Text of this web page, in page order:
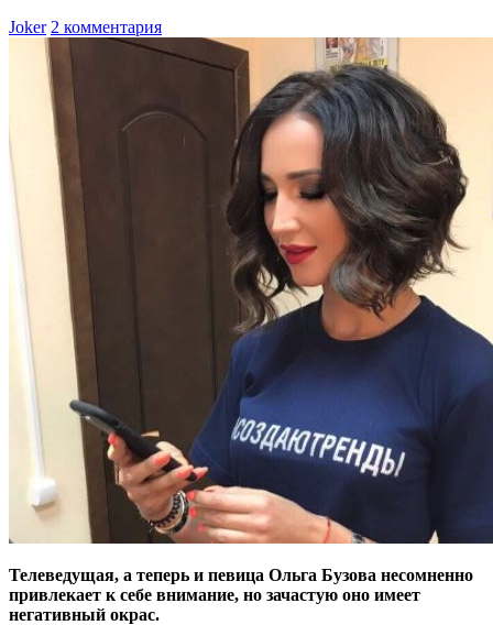
Joker 2 комментария
Телеведущая, а теперь и певица Ольга Бузова несомненно
привлекает к себе внимание, но зачастую оно имеет
негативный окрас.